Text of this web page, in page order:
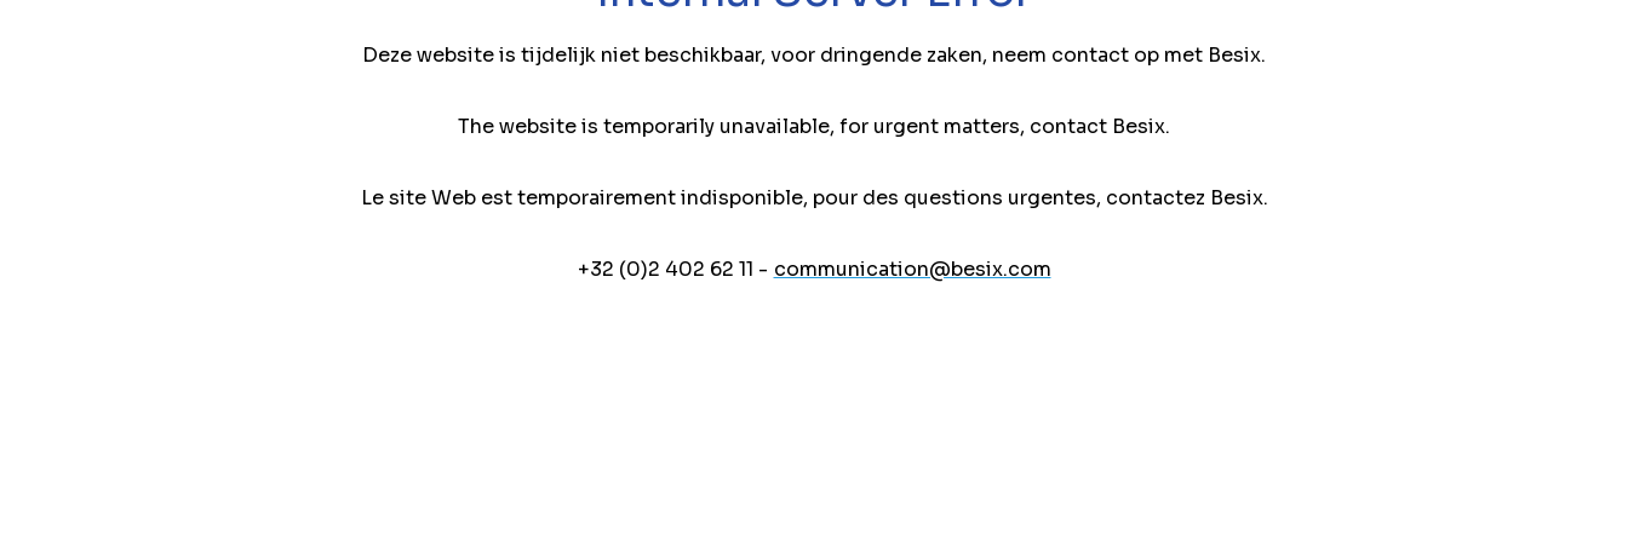
Deze website is tijdelijk niet beschikbaar, voor dringende zaken, neem contact op met Besix.
The website is temporarily unavailable, for urgent matters, contact Besix.
Le site Web est temporairement indisponible, pour des questions urgentes, contactez Besix.
+32 (0)2 402 62 11 - communication@besix.com